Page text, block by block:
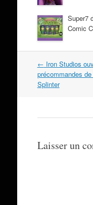
Super7
Comic
Navigation
dans
les
← Iron Studios
précommandes
Splinter
Laisser un